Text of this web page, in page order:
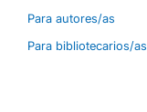
Para autores/as
Para bibliotecarios/as